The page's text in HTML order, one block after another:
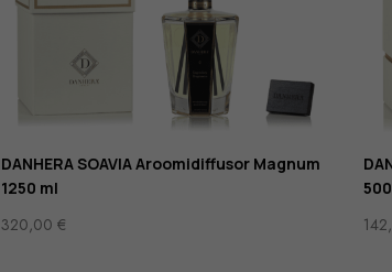
DANHERA SOAVIA Aroomidiffusor Magnum
1250 ml
320,00 €